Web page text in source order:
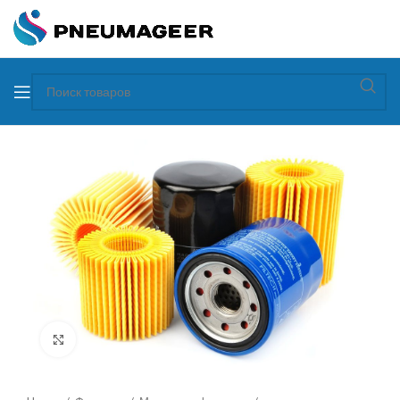
Увеличить